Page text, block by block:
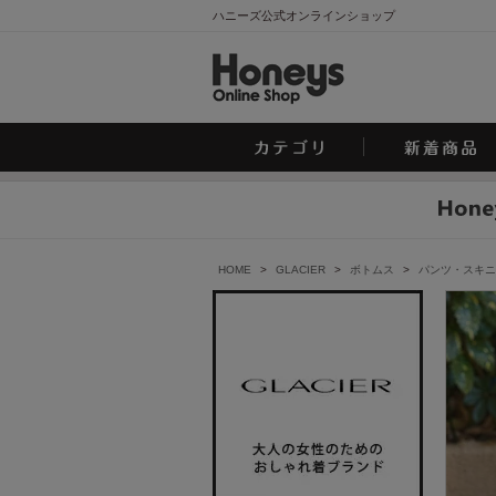
ハニーズ公式オンラインショップ
HOME > GLACIER > ボトムス > パンツ・スキ